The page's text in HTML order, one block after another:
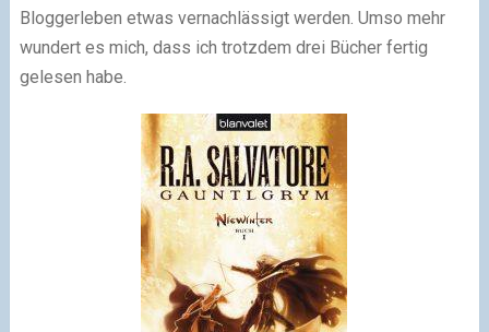
Bloggerleben etwas vernachlässigt werden. Umso mehr
wundert es mich, dass ich trotzdem drei Bücher fertig
gelesen habe.